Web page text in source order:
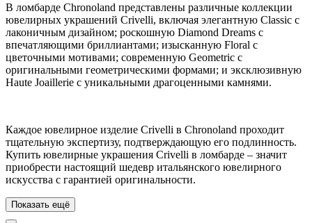
В ломбарде Chronoland представлены различные коллекции
ювелирных украшений Crivelli, включая элегантную Classic с
лаконичным дизайном; роскошную Diamond Dreams с
впечатляющими бриллиантами; изысканную Floral с
цветочными мотивами; современную Geometric с
оригинальными геометрическими формами; и эксклюзивную
Haute Joaillerie с уникальными драгоценными камнями.
Каждое ювелирное изделие Crivelli в Chronoland проходит
тщательную экспертизу, подтверждающую его подлинность.
Купить ювелирные украшения Crivelli в ломбарде – значит
приобрести настоящий шедевр итальянского ювелирного
искусства с гарантией оригинальности.
Показать ещё